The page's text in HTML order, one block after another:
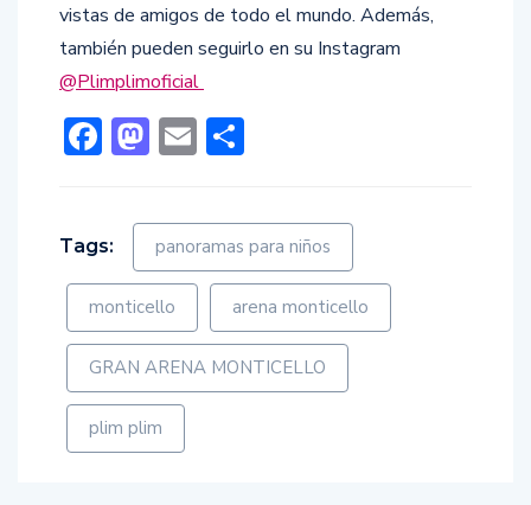
vistas de amigos de todo el mundo. Además,
también pueden seguirlo en su Instagram
@Plimplimoficial
Facebook
Mastodon
Email
Tags: panoramas para niños
monticello arena monticello
GRAN ARENA MONTICELLO
plim plim